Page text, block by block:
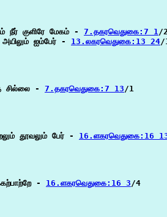
குளிரே மேகம் - 7.தகரவெதுகை:7 1/
ஐம்பேர் - 13.லகரவெதுகை:13 24/
சில்லை - 7.தகரவெதுகை:7 13/1
தூவலும் பேர் - 16.ளகரவெதுகை:16
- 16.ளகரவெதுகை:16 3/4